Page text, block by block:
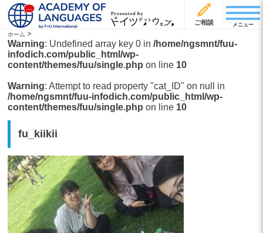
ご相談 メニュー
ホーム >
Warning: Undefined array key 0 in/home/ngsmnt/fuu-
infodich.com/public_html/wp-
content/themes/fuu/single.php on line 10
Warning: Attempt to read property "cat_ID" on null in
/home/ngsmnt/fuu-infodich.com/public_html/wp-
content/themes/fuu/single.php on line 10
fu_kiikii